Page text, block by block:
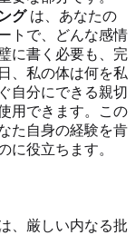
グは、あなたの
トで、どんな感情
に書く必要も、完
、私の体は何を私
自分にできる親切
用できます。この
た自身の経験を肯
に役立ちます。
、厳しい内なる批